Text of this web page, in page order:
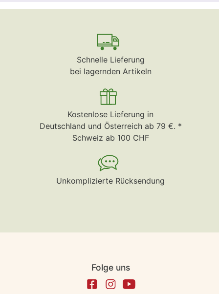
Schnelle Lieferung
bei lagernden Artikeln
Kostenlose Lieferung in
Deutschland und Österreich ab 79 €. *
Schweiz ab 100 CHF
Unkomplizierte Rücksendung
Folge uns